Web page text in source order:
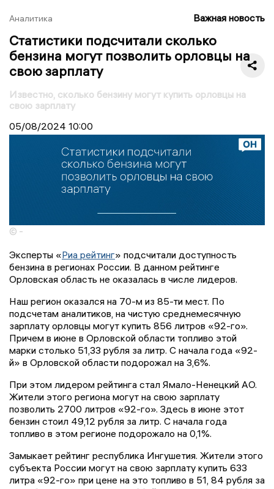
Аналитика Важная новость
Статистики подсчитали сколько
бензина могут позволить орловцы на
свою зарплату
Известно, сколько бензину могут купить орловцы на
свою зарплату
05/08/2024 10:00
© -
Эксперты «Риа рейтинг» подсчитали доступность
бензина в регионах России. В данном рейтинге
Орловская область не оказалась в числе лидеров.
Наш регион оказался на 70-м из 85-ти мест. По
подсчетам аналитиков, на чистую среднемесячную
зарплату орловцы могут купить 856 литров «92-го».
Причем в июне в Орловской области топливо этой
марки столько 51,33 рубля за литр. С начала года «92-
й» в Орловской области подорожал на 3,6%.
При этом лидером рейтинга стал Ямало-Ненецкий АО.
Жители этого региона могут на свою зарплату
позволить 2700 литров «92-го». Здесь в июне этот
бензин стоил 49,12 рубля за литр. С начала года
топливо в этом регионе подорожало на 0,1%.
Замыкает рейтинг республика Ингушетия. Жители этого
субъекта России могут на свою зарплату купить 633
литра «92-го» при цене на это топливо в 51, 84 рубля за